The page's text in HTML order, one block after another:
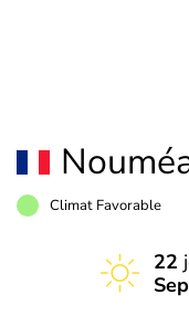
Climat Favorable
22